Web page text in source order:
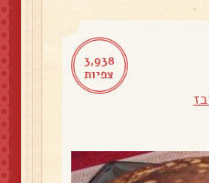
3,938
צפיות